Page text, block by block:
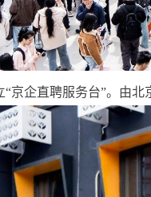
企直聘服务台”。由北